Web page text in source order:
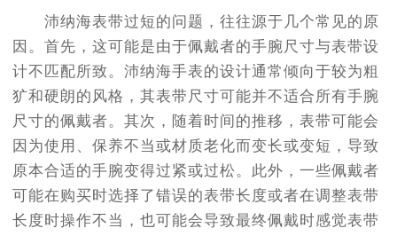
沛纳海表带过短的问题，往往源于几个常见的原
因。首先，这可能是由于佩戴者的手腕尺寸与表带设
计不匹配所致。沛纳海手表的设计通常倾向于较为粗
犷和硬朗的风格，其表带尺寸可能并不适合所有手腕
尺寸的佩戴者。其次，随着时间的推移，表带可能会
因为使用、保养不当或材质老化而变长或变短，导致
原本合适的手腕变得过紧或过松。此外，一些佩戴者
可能在购买时选择了错误的表带长度或者在调整表带
长度时操作不当，也可能会导致最终佩戴时感觉表带